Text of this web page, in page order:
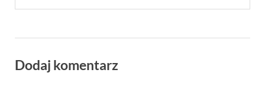
Dodaj komentarz